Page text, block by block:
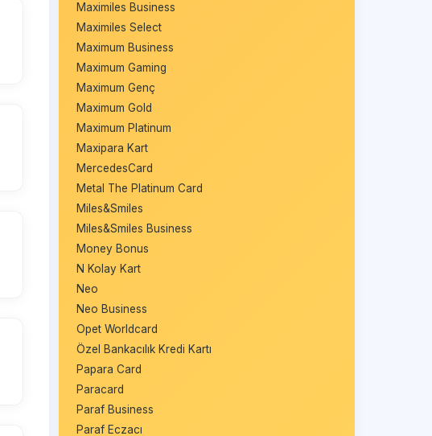
Maximiles Business
Maximiles Select
Maximum Business
Maximum Gaming
Maximum Genç
Maximum Gold
Maximum Platinum
Maxipara Kart
MercedesCard
Metal The Platinum Card
Miles&Smiles
Miles&Smiles Business
Money Bonus
N Kolay Kart
Neo
Neo Business
Opet Worldcard
Özel Bankacılık Kredi Kartı
Papara Card
Paracard
Paraf Business
Paraf Eczacı